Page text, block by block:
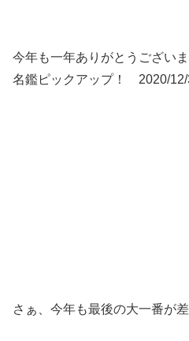
今年も一年ありがとうござい
名鑑ピックアップ！ 2020/12/
さぁ、今年も最後の大一番が